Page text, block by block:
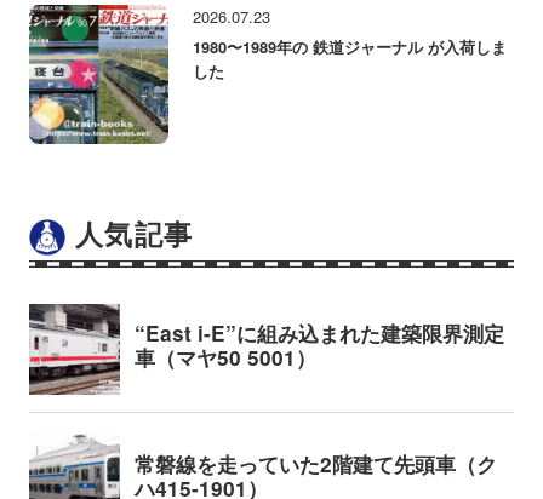
2026.07.23
1980〜1989年の 鉄道ジャーナル が入荷しま
した
人気記事